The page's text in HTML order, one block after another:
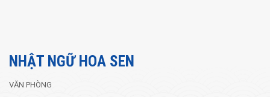
NHẬT NGỮ HOA SEN
VĂN PHÒNG